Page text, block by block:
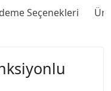
Seçenekleri